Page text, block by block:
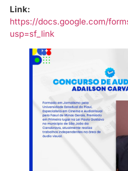
Link:
https://docs.google.com/
usp=sf_link